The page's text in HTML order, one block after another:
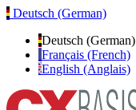
Deutsch (German)
Deutsch (German)
Français (French)
English (Anglais)